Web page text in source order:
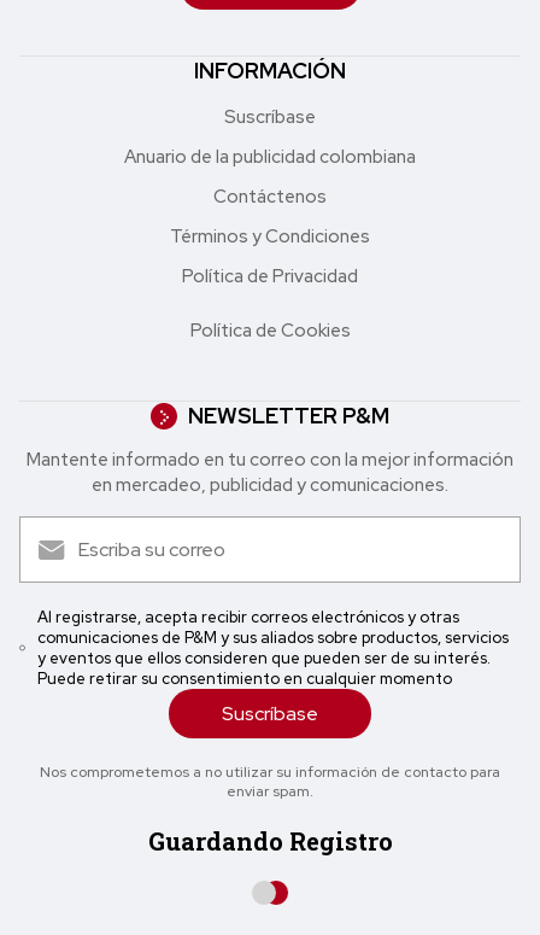
INFORMACIÓN
Suscríbase
Anuario de la publicidad colombiana
Contáctenos
Términos y Condiciones
Política de Privacidad
Política de Cookies
NEWSLETTER P&M
Mantente informado en tu correo con la mejor in formación
en mercadeo, publicidad y comunicaciones.
Al registrarse, acepta recibir correos electrónicos y otras
comunicaciones de P&M y sus aliados sobre productos, servicios
y eventos que ellos consideren que pueden ser de su interés.
Puede retirar su consentimiento en cualquier momento
Suscríbase
Nos comprometemos a no utilizar su información de contacto para
enviar spam.
Guardando Registro